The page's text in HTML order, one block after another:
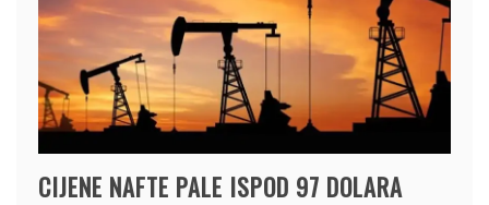
CIJENE NAFTE PALE ISPOD 97 DOLARA